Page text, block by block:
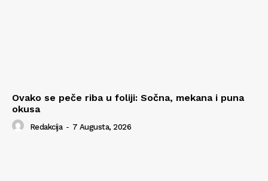
Ovako se peče riba u foliji: Sočna, mekana i puna
okusa
Redakcija - 7 Augusta, 2026